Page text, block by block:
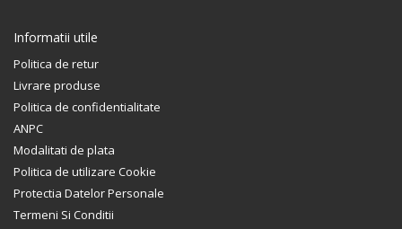
Informatii utile
Politica de retur
Livrare produse
Politica de confidentialitate
ANPC
Modalitati de plata
Politica de utilizare Cookie
Protectia Datelor Personale
Termeni Si Conditii